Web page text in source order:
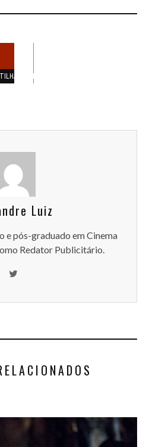
Luiz
e pós-graduado em Cinema
Redator Publicitário.